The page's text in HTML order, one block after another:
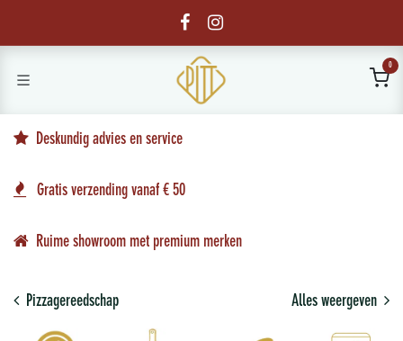
0
Deskundig advies en service
Gratis verzending vanaf € 50
Ruime showroom met premium merken
Pizzagereedschap Alles weergeven